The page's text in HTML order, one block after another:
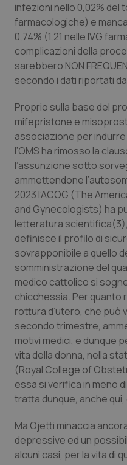
Psoriasi & pelle
Quotidiano
Quotidiano
Quotidiano
Quotidiano
Rene & patologie
Salute orale &
Sangue &
Tiroide
Tumore al seno
Tumore ovarico
Tumori del
Tumori
Ulcera & Reflusso
Vaccini
infezioni nello 0,02% del
farmacologiche) e
0,74% (1,21 nelle IVG
complicazioni della
sarebbero NON
secondo i dati riportati
Proprio sulla base del
mifepristone e
associazione per indurre
l’OMS ha rimosso la
l’assunzione sotto
ammettendone
2023 l’ACOG (The
and Gynecologists) ha
letteratura
definisce il profilo di
sovrapponibile a quello
somministrazione del
medico cattolico si
chicchessia. Per quanto
rottura d’utero, che può
secondo trimestre,
motivi medici, e dunque
vita della donna, nella
(Royal College of
essa si verifica in meno
tratta dunque, anche qui,
Ma Ojetti minaccia
depressive ed un
alcuni casi, per la vita di